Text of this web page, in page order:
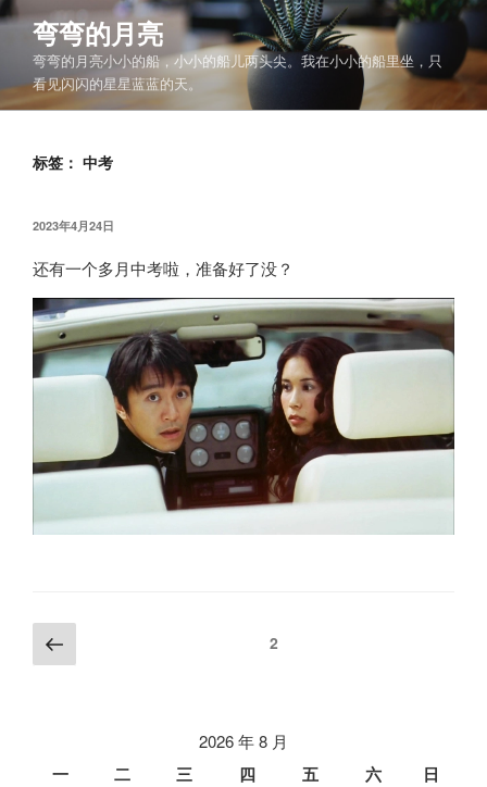
跳
容
弯弯的月亮
弯弯的月亮小小的船，小小的船儿两头尖。我在小小的船里坐，只
看见闪闪的星星蓝蓝的天。
标签： 中考
发
于
2023年4月24日
还有一个多月中考啦，准备好了没？
文
章
上
一
页2
2026 年 8 月
一 二 三 四 五 六 日